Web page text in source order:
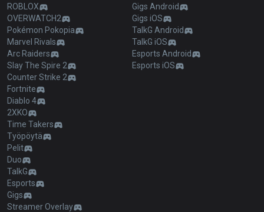
ROBLOX
OVERWATCH2
Pokémon Pokopia
Marvel Rivals
Arc Raiders
Slay The Spire 2
Counter Strike 2
Fortnite
Diablo 4
2XKO
Time Takers
Työpöytä
Pelit
Duo
TalkG
Esports
Gigs
Streamer Overlay
Gigs Android
Gigs iOS
TalkG Android
TalkG iOS
Esports Android
Esports iOS